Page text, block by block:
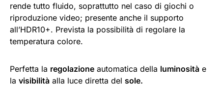
rende tutto fluido, soprattutto nel caso di giochi o
riproduzione video; presente anche il supporto
all’HDR10+. Prevista la possibilità di regolare la
temperatura colore.
Perfetta la regolazione automatica della luminosità e
la visibilità alla luce diretta del sole.